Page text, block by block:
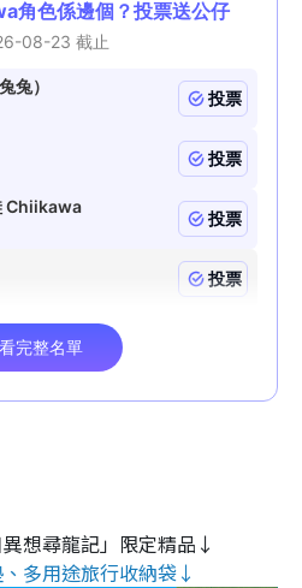
想尋龍記」限定精品↓
多用途旅行收納袋↓